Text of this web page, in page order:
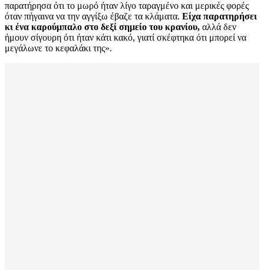
παρατήρησα ότι το μωρό ήταν λίγο ταραγμένο και μερικές φορές
όταν πήγαινα να την αγγίξω έβαζε τα κλάματα. Είχα παρατηρήσει
κι ένα καρούμπαλο στο δεξί σημείο του κρανίου, αλλά δεν
ήμουν σίγουρη ότι ήταν κάτι κακό, γιατί σκέφτηκα ότι μπορεί να
μεγάλωνε το κεφαλάκι της».